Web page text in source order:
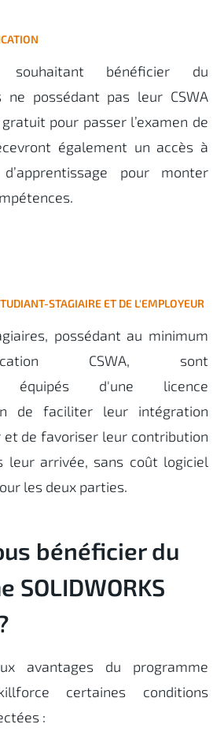
souhaitant bénéficier du
ne possédant pas leur CSWA
pour passer l’examen de
également un accès à
pour monter
STAGIAIRE ET DE L'EMPLOYEUR
possédant au minimum
CSWA, sont
équipés d'une licence
de faciliter leur intégration
de favoriser leur contribution
leur arrivée, sans coût logiciel
les deux parties.
bénéficier du
SOLIDWORKS
avantages du programme
certaines conditions
: